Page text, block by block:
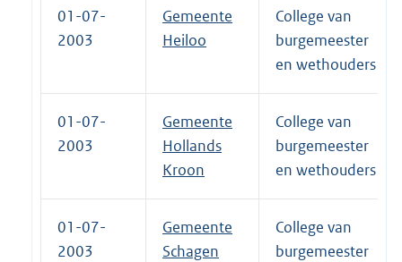
01-07-
2003
Gemeente
Heiloo
College van
burgemeester
en wethouders
01-07-
2003
Gemeente
Hollands
Kroon
College van
burgemeester
en wethouders
01-07-
2003
Gemeente
Schagen
College van
burgemeester